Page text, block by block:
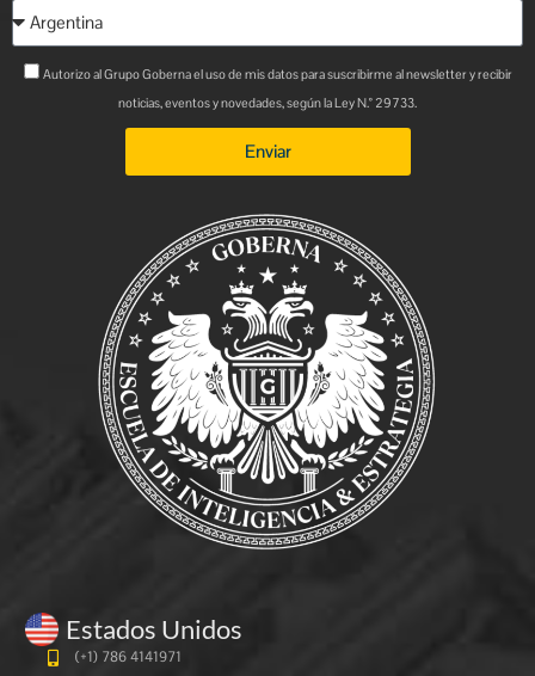
Autorizo al Grupo Goberna el uso de mis datos para suscribirme al newsletter y recibir
noticias, eventos y novedades, según la Ley N.° 29733.
Enviar
Estados Unidos
(+1) 786 4141971